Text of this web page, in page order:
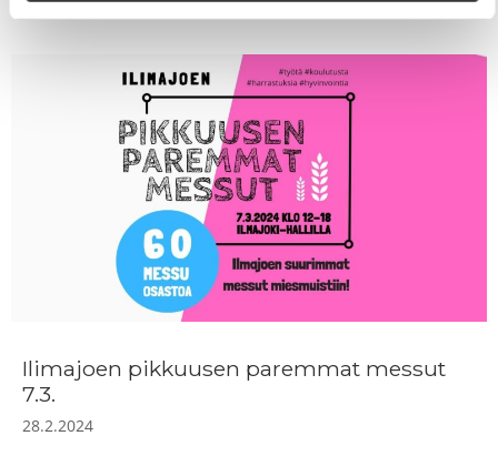
Ilimajoen pikkuusen paremmat messut
7.3.
28.2.2024